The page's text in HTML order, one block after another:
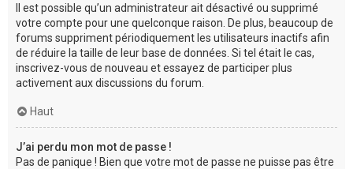
Il est possible qu’un administrateur ait désactivé ou supprimé
votre compte pour une quelconque raison. De plus, beaucoup de
forums suppriment périodiquement les utilisateurs inactifs afin
de réduire la taille de leur base de données. Si tel était le cas,
inscrivez-vous de nouveau et essayez de participer plus
activement aux discussions du forum.
Haut
J’ai perdu mon mot de passe !
Pas de panique ! Bien que votre mot de passe ne puisse pas être